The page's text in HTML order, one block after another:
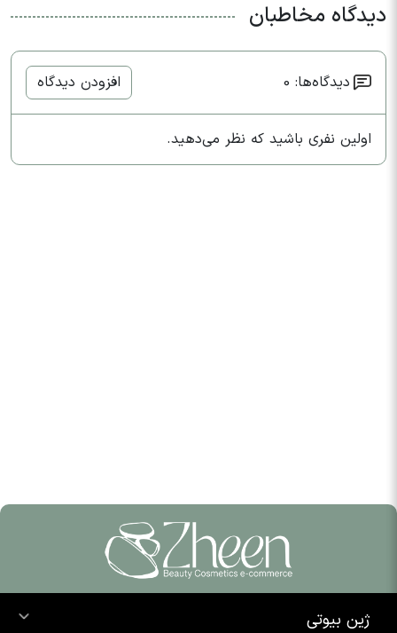
دیدگاه مخاطبان
دیدگاه‌ها: 0 افزودن دیدگاه
اولین نفری باشید که نظر می‌دهید.
ژین بیوتی